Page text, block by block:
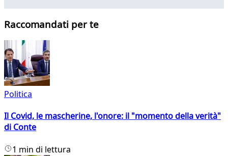
Raccomandati per te
Politica
Il Covid, le mascherine, l'onore: il "momento della verità"
di Conte
1 min di lettura